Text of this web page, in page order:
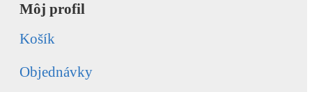
Môj profil
Košík
Objednávky